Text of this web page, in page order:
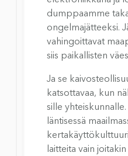
dumppaamme
ongelmajätteeksi.
vahingoittavat
siis paikallisten
Ja se
katsottavaa, kun
sille
läntisessä
laitteita vain